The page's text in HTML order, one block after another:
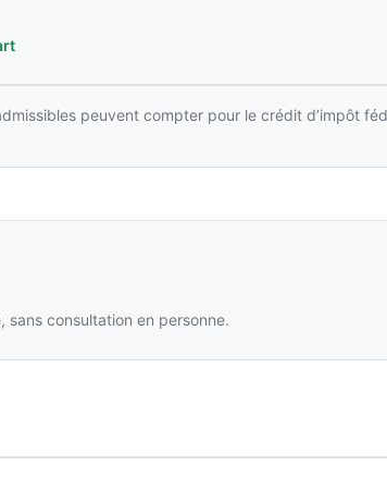
peuvent compter pour le crédit d’impôt
sans consultation en personne.